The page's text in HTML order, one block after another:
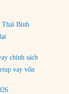
Thái Bình
chính sách
vay vốn